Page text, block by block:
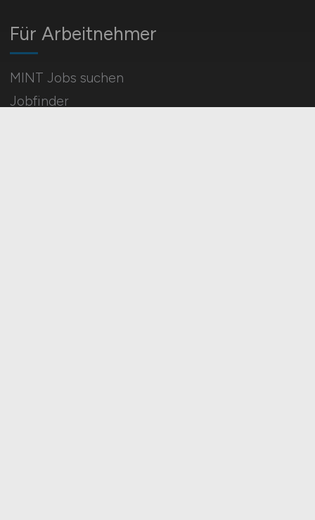
Für Arbeitnehmer
MINT Jobs suchen
Jobfinder